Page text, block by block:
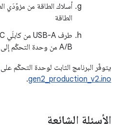
أسلاك الطاقة من مزوّدَي
الطاقة
A/B من وحدة التحكّم إلى المضيف
يتوفّر البرنامج الثابت لوحدة التحكّم على
gen2_production_v2.ino
.
الأسئلة الشائعة